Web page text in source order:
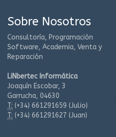
Sobre Nosotros
Consultoría, Programación
Software, Academia, Venta y
Reparación
LiNbertec Informática
Joaquín Escobar, 3
Garrucha, 04630
T: (+34) 661291659 (Julio)
T: (+34) 661291627 (Juan)